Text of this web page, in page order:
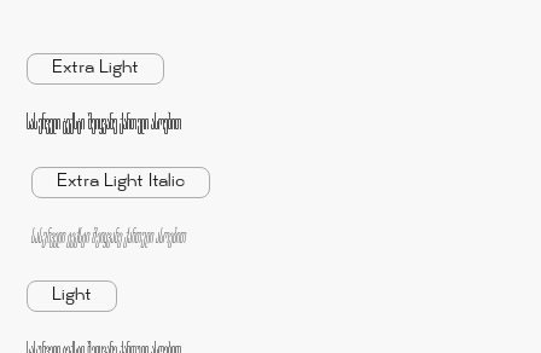
Extra Light
სასურველი ტექსტი შეიყვანე ქართული ასოებით
Extra Light Italic
სასურველი ტექსტი შეიყვანე ქართული ასოებით
Light